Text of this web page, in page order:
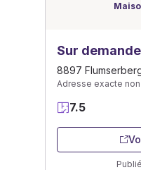
Sur demande
8897
Adresse exacte
7.5